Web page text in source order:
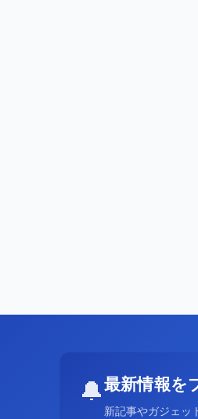
🔔最新情報を
新記事やガジェッ